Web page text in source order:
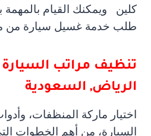
كلين ويمكنك القيام
طلب خدمة غسيل سيارة من
تنظيف مراتب السيارة
الرياض, السعودية
اختيار ماركة المنظفات،
السيارة، من أهم الخطوات